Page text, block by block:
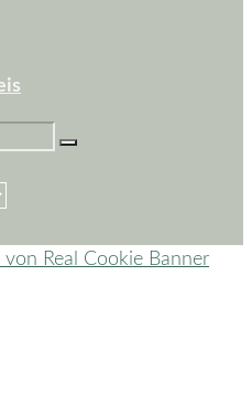
Real Cookie Banner